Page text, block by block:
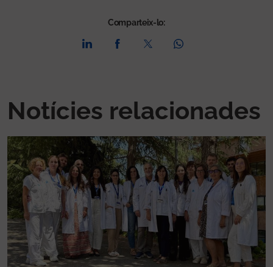
Comparteix-lo:
Notícies relacionades